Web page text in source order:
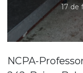
17 de
NCPA-